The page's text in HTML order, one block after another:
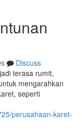
Discuss
terasa rumit,
mengarahkan
seperti
perusahaan-karet-